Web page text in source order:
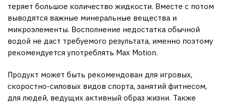
теряет большое количество жидкости. Вместе с потом
выводятся важные минеральные вещества и
микроэлементы. Восполнение недостатка обычной
водой не даст требуемого результата, именно поэтому
рекомендуется употреблять Max Motion.
Продукт может быть рекомендован для игровых,
скоростно-силовых видов спорта, занятий фитнесом,
для людей, ведущих активный образ жизни. Также